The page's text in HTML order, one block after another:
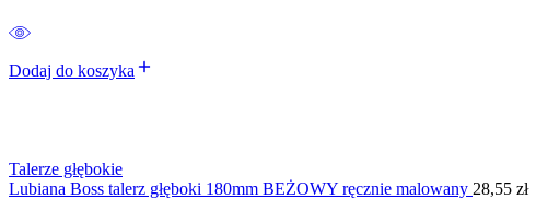
Dodaj do koszyka
Talerze głębokie
Lubiana Boss talerz głęboki 180mm BEŻOWY ręcznie malowany 28,55 zł